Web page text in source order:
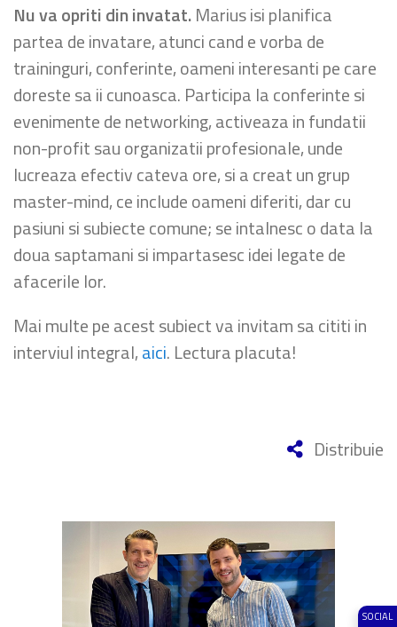
SOCIAL
Nu va opriti din invatat.Marius isi planifica
partea de invatare, atunci cand e vorba de
traininguri, conferinte, oameni interesanti pe care
doreste sa ii cunoasca. Participa la conferinte si
evenimente de networking, activeaza in fundatii
non-profit sau organizatii profesionale, unde
lucreaza efectiv cateva ore, si a creat un grup
master-mind, ce include oameni diferiti, dar cu
pasiuni si subiecte comune; se intalnesc o data la
doua saptamani si impartasesc idei legate de
afacerile lor.
Mai multe pe acest subiect va invitam sa cititi in
interviul integral,aici. Lectura placuta!
Distribuie